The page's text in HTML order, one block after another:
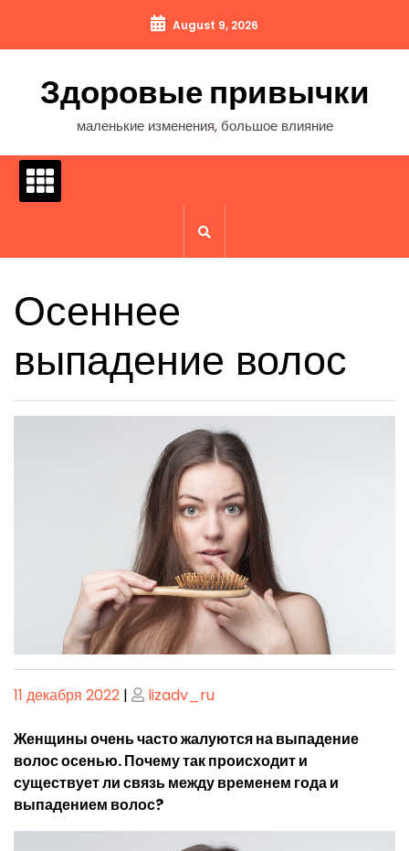
содержимому
August 9, 2026
Здоровые привычки
маленькие изменения, большое влияние
Осеннее
выпадение волос
Опубликовано
11 декабря 2022 | Опубликовано
lizadv_ru
Женщины очень часто жалуются на выпадение
волос осенью. Почему так происходит и
существует ли связь между временем года и
выпадением волос?